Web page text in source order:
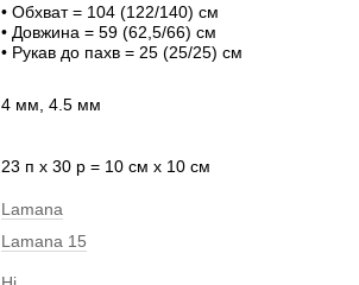
• Обхват = 104 (122/140) см
• Довжина = 59 (62,5/66) см
• Рукав до пахв = 25 (25/25) см
4 мм, 4.5 мм
23 п х 30 р = 10 см х 10 см
Lamana
Lamana 15